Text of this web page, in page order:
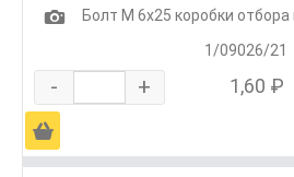
1
Болт М 6х25 коробки
1/09026/21
- + 1,60 ₽
Ä